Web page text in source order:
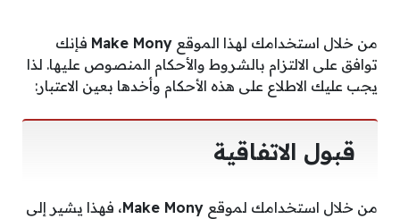
من خلال استخدامك لهذا الموقع Make Mony فإنك
توافق على الالتزام بالشروط والأحكام المنصوص عليها. لذا
يجب عليك الاطلاع على هذه الأحكام وأخدها بعين الاعتبار:
قبول الاتفاقية
من خلال استخدامك لموقع Make Mony، فهذا يشير إلى